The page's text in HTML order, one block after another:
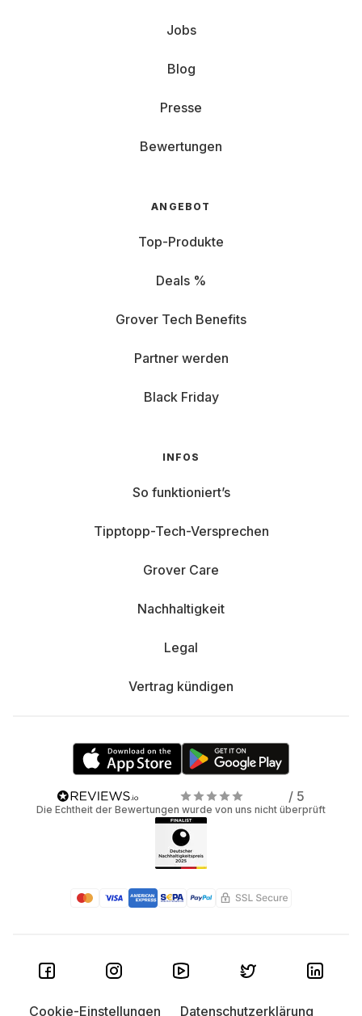
Jobs
Blog
Presse
Bewertungen
ANGEBOT
Top-Produkte
Deals %
Grover Tech Benefits
Partner werden
Black Friday
INFOS
So funktioniert’s
Tipptopp-Tech-Versprechen
Grover Care
Nachhaltigkeit
Legal
Vertrag kündigen
/ 5
Die Echtheit der Bewertungen wurde von uns nicht überprüft
Cookie-Einstellungen Datenschutzerklärung